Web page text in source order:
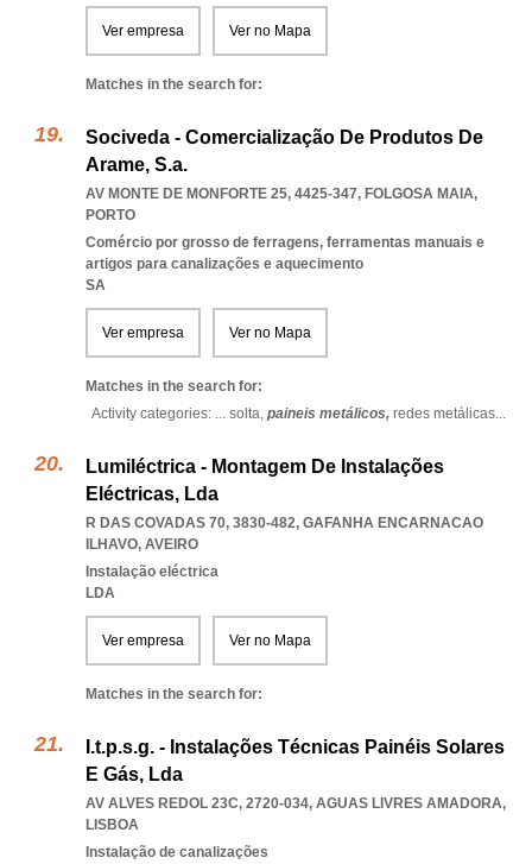
Ver empresa Ver no Mapa
Matches in the search for:
Sociveda - Comercialização De Produtos De
Arame, S.a.
AV MONTE DE MONFORTE 25, 4425-347, FOLGOSA MAIA,
PORTO
Comércio por grosso de ferragens, ferramentas manuais e
artigos para canalizações e aquecimento
SA
Ver empresa Ver no Mapa
Matches in the search for:
Activity categories: ... solta, paineis metálicos, redes metálicas...
Lumiléctrica - Montagem De Instalações
Eléctricas, Lda
R DAS COVADAS 70, 3830-482, GAFANHA ENCARNACAO
ILHAVO, AVEIRO
Instalação eléctrica
LDA
Ver empresa Ver no Mapa
Matches in the search for:
I.t.p.s.g. - Instalações Técnicas Painéis Solares
E Gás, Lda
AV ALVES REDOL 23C, 2720-034, AGUAS LIVRES AMADORA,
LISBOA
Instalação de canalizações